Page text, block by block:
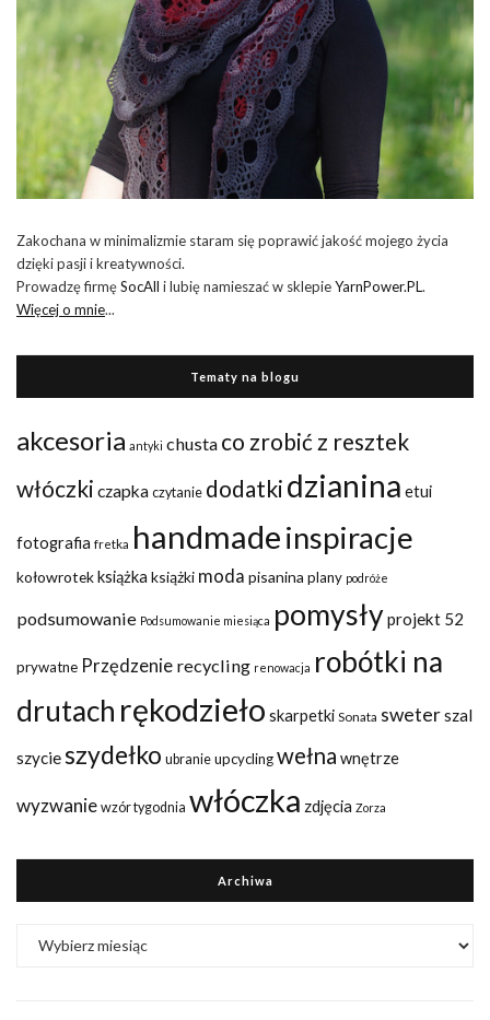
Zakochana w minimalizmie staram się poprawić jakość mojego życia
dzięki pasji i kreatywności.
Prowadzę firmęSocAll i lubię namieszać w sklepieYarnPower.PL.
Więcej o mnie...
Tematy na blogu
akcesoria antyki chusta co zrobić z resztek
włóczki czapka czytanie dodatki dzianina etui
fotografia fretka handmadeinspiracje
kołowrotekksiążka książki moda pisanina plany podróże
podsumowanie Podsumowanie miesiąca pomysłyprojekt 52
prywatne Przędzenie recycling renowacja robótki na
drutach rękodzieło skarpetki Sonata sweterszal
szycieszydełko ubranie upcyclingwełna wnętrze
wyzwanie wzór tygodnia włóczka zdjęcia Zorza
Archiwa